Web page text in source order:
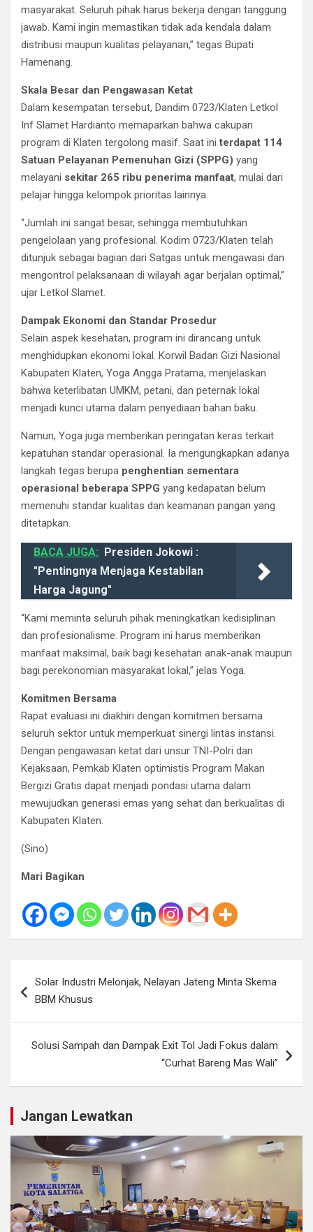
masyarakat. Seluruh pihak harus bekerja dengan tanggung
jawab. Kami ingin memastikan tidak ada kendala dalam
distribusi maupun kualitas pelayanan,” tegas Bupati
Hamenang.
Skala Besar dan Pengawasan Ketat
Dalam kesempatan tersebut, Dandim 0723/Klaten Letkol
Inf Slamet Hardianto memaparkan bahwa cakupan
program di Klaten tergolong masif. Saat initerdapat 114
Satuan Pelayanan Pemenuhan Gizi (SPPG) yang
melayani sekitar 265 ribu penerima manfaat, mulai dari
pelajar hingga kelompok prioritas lainnya.
“Jumlah ini sangat besar, sehingga membutuhkan
pengelolaan yang profesional. Kodim 0723/Klaten telah
ditunjuk sebagai bagian dari Satgas untuk mengawasi dan
mengontrol pelaksanaan di wilayah agar berjalan optimal,”
ujar Letkol Slamet.
Dampak Ekonomi dan Standar Prosedur
Selain aspek kesehatan, program ini dirancang untuk
menghidupkan ekonomi lokal. Korwil Badan Gizi Nasional
Kabupaten Klaten, Yoga Angga Pratama, menjelaskan
bahwa keterlibatan UMKM, petani, dan peternak lokal
menjadi kunci utama dalam penyediaan bahan baku.
Namun, Yoga juga memberikan peringatan keras terkait
kepatuhan standar operasional. Ia mengungkapkan adanya
langkah tegas berupa penghentian sementara
operasional beberapa SPPG yang kedapatan belum
memenuhi standar kualitas dan keamanan pangan yang
ditetapkan.
BACA JUGA:
Presiden Jokowi :
"Pentingnya Menjaga Kestabilan
Harga Jagung"
“Kami meminta seluruh pihak meningkatkan kedisiplinan
dan profesionalisme. Program ini harus memberikan
manfaat maksimal, baik bagi kesehatan anak-anak maupun
bagi perekonomian masyarakat lokal,” jelas Yoga.
Komitmen Bersama
Rapat evaluasi ini diakhiri dengan komitmen bersama
seluruh sektor untuk memperkuat sinergi lintas instansi.
Dengan pengawasan ketat dari unsur TNI-Polri dan
Kejaksaan, Pemkab Klaten optimistis Program Makan
Bergizi Gratis dapat menjadi pondasi utama dalam
mewujudkan generasi emas yang sehat dan berkualitas di
Kabupaten Klaten.
(Sino)
Mari Bagikan
posSolar Industri Melonjak, Nelayan Jateng Minta Skema
BBM Khusus
Solusi Sampah dan Dampak Exit Tol Jadi Fokus dalam
“Curhat Bareng Mas Wali”
Jangan Lewatkan